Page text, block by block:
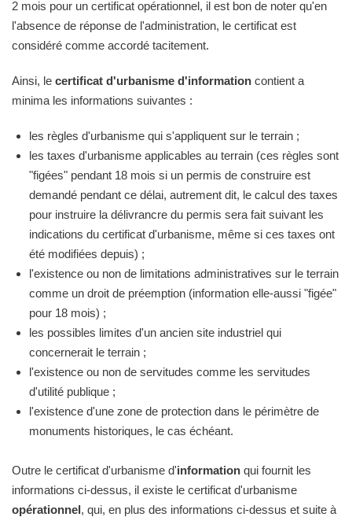
2 mois pour un certificat opérationnel, il est bon de noter qu'en
l'absence de réponse de l'administration, le certificat est
considéré comme accordé tacitement.
Ainsi, le certificat d'urbanisme d'information contient a
minima les informations suivantes :
les règles d'urbanisme qui s'appliquent sur le terrain ;
les taxes d'urbanisme applicables au terrain (ces règles sont
"figées" pendant 18 mois si un permis de construire est
demandé pendant ce délai, autrement dit, le calcul des taxes
pour instruire la délivrancre du permis sera fait suivant les
indications du certificat d'urbanisme, même si ces taxes ont
été modifiées depuis) ;
l'existence ou non de limitations administratives sur le terrain
comme un droit de préemption (information elle-aussi "figée"
pour 18 mois) ;
les possibles limites d'un ancien site industriel qui
concernerait le terrain ;
l'existence ou non de servitudes comme les servitudes
d'utilité publique ;
l'existence d'une zone de protection dans le périmètre de
monuments historiques, le cas échéant.
Outre le certificat d'urbanisme d'information qui fournit les
informations ci-dessus, il existe le certificat d'urbanisme
opérationnel, qui, en plus des informations ci-dessus et suite à